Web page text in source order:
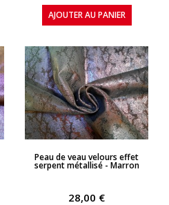
AJOUTER AU PANIER
APERÇU RAPIDE
Peau de veau velours effet
serpent métallisé - Marron
28,00 €